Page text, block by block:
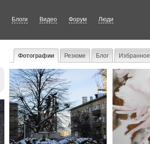
Блоги Видео Форум Люди
Фотографии Резюме Блог Избранное